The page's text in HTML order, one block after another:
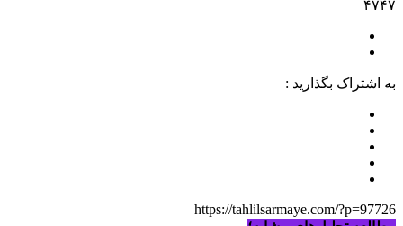
۴٧۴٧
به اشتراک بگذارید :
https://tahlilsarmaye.com/?p=97726